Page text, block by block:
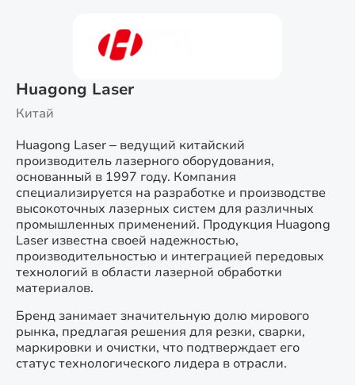
Huagong Laser
Китай
Huagong Laser – ведущий китайский
производитель лазерного оборудования,
основанный в 1997 году. Компания
специализируется на разработке и производстве
высокоточных лазерных систем для различных
промышленных применений. Продукция Huagong
Laser известна своей надежностью,
производительностью и интеграцией передовых
технологий в области лазерной обработки
материалов.
Бренд занимает значительную долю мирового
рынка, предлагая решения для резки, сварки,
маркировки и очистки, что подтверждает его
статус технологического лидера в отрасли.